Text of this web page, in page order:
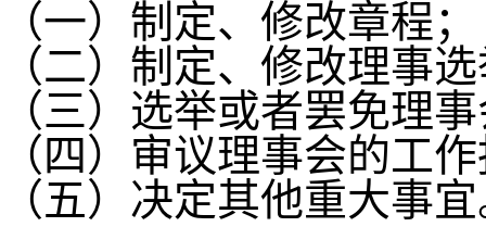
（一）制定、修改章程；
（二）制定、修改理事
（三）选举或者罢免理
（四）审议理事会的工
（五）决定其他重大事